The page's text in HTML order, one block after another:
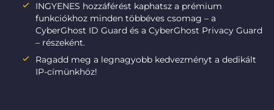
INGYENES hozzáférést kaphatsz a prémium
funkciókhoz minden többéves csomag – a
CyberGhost ID Guard és a CyberGhost Privacy Guard
– részeként.
Ragadd meg a legnagyobb kedvezményt a dedikált
IP-címünkhöz!